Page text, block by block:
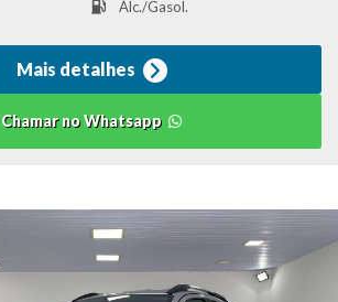
Álc./Gasol.
Mais detalhes
Chamar no Whatsapp